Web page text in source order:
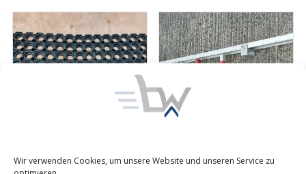
Wir verwenden Cookies, um unsere Website und unseren Service zu
Elektriker Gummimatte
Feuerwehrleiter Alu